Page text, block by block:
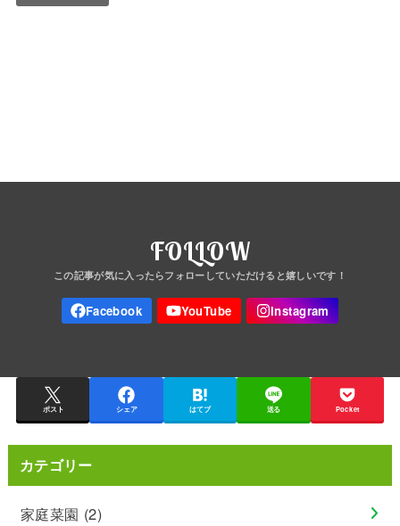
FOLLOW
ポスト シェア はてブ 送る Pocket
カテゴリー
家庭菜園 (2)